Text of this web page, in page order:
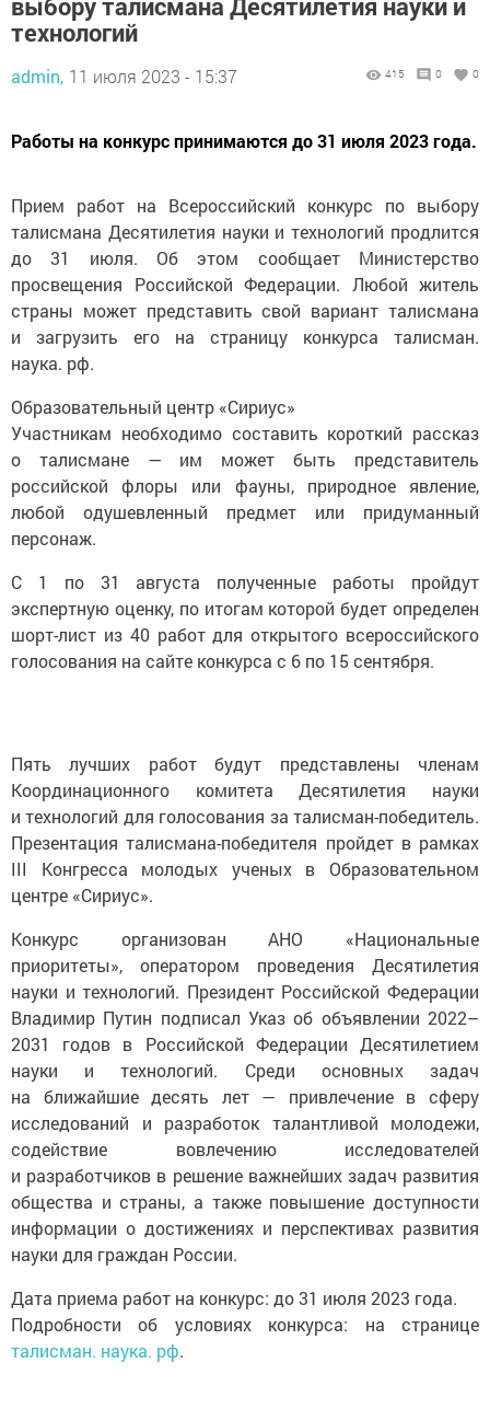
технологий
admin, 11 июля 2023 - 15:37 415 0 0
Работы на конкурс принимаются до 31 июля 2023 года.
Прием работ на Всероссийский конкурс по выбору
талисмана Десятилетия науки и технологий продлится
до 31 июля. Об этом сообщает Министерство
просвещения Российской Федерации. Любой житель
страны может представить свой вариант талисмана
и загрузить его на страницу конкурса талисман.
наука. рф.
Образовательный центр «Сириус»
Участникам необходимо составить короткий рассказ
о талисмане — им может быть представитель
российской флоры или фауны, природное явление,
любой одушевленный предмет или придуманный
персонаж.
С 1 по 31 августа полученные работы пройдут
экспертную оценку, по итогам которой будет определен
шорт-лист из 40 работ для открытого всероссийского
голосования на сайте конкурса с 6 по 15 сентября.
Пять лучших работ будут представлены членам
Координационного комитета Десятилетия науки
и технологий для голосования за талисман-победитель.
Презентация талисмана-победителя пройдет в рамках
III Конгресса молодых ученых в Образовательном
центре «Сириус».
Конкурс организован АНО «Национальные
приоритеты», оператором проведения Десятилетия
науки и технологий. Президент Российской Федерации
Владимир Путин подписал Указ об объявлении 2022–
2031 годов в Российской Федерации Десятилетием
науки и технологий. Среди основных задач
на ближайшие десять лет — привлечение в сферу
исследований и разработок талантливой молодежи,
содействие вовлечению исследователей
и разработчиков в решение важнейших задач развития
общества и страны, а также повышение доступности
информации о достижениях и перспективах развития
науки для граждан России.
Дата приема работ на конкурс: до 31 июля 2023 года.
Подробности об условиях конкурса: на странице
талисман. наука. рф.